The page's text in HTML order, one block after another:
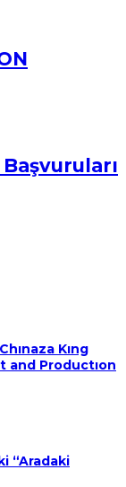
Kıng
and Productıon
“Aradaki